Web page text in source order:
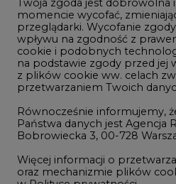
Atom
Fotowoltaika
Offshore wind
Zielone samorządy
Zielona gospodarka
momencie wycofać,
przeglądarki. Wycofanie
wpływu na zgodność z
cookie i podobnych
na podstawie zgody przed jej
z plików cookie ww. celach
przetwarzaniem Twoich
Równocześnie informujemy,
Państwa danych jest Agencja
Bobrowiecka 3, 00-728
Więcej informacji o
oraz mechanizmie plików